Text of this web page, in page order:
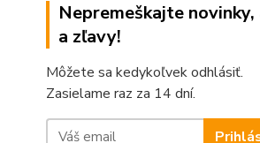
Nepremeškajte novinky,
a zľavy!
Môžete sa kedykoľvek odhlásiť.
Zasielame raz za 14 dní.